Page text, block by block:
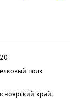
полк
край,